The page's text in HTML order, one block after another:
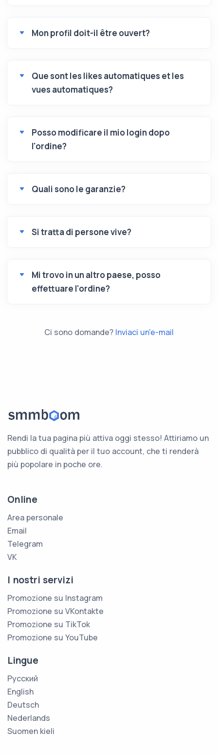
Mon profil doit-il être ouvert?
Que sont les likes automatiques et les
vues automatiques?
Posso modificare il mio login dopo
l'ordine?
Quali sono le garanzie?
Si tratta di persone vive?
Mi trovo in un altro paese, posso
effettuare l'ordine?
Ci sono domande? Inviaci un'e-mail
Rendi la tua pagina più attiva oggi stesso! Attiriamo un
pubblico di qualità per il tuo account, che ti renderà
più popolare in poche ore.
Online
Area personale
Email
Telegram
VK
I nostri servizi
Promozione su Instagram
Promozione su VKontakte
Promozione su TikTok
Promozione su YouTube
Lingue
Русский
English
Deutsch
Nederlands
Suomen kieli